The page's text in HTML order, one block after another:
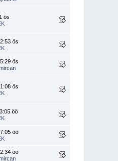
ös
ös
ös
ös
öö
öö
öö